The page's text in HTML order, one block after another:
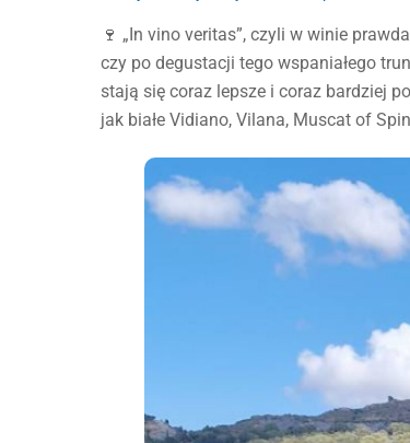
🍷 „In vino veritas”, czyli w winie
czy po degustacji tego wspaniałego
stają się coraz lepsze i coraz bardziej
jak białe Vidiano, Vilana, Muscat of